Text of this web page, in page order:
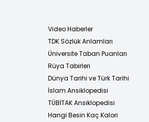
Video Haberler
TDK Sözlük Anlamları
Üniversite Taban Puanları
Rüya Tabirleri
Dünya Tarihi ve Türk Tarihi
İslam Ansiklopedisi
TÜBİTAK Ansiklopedisi
Hangi Besin Kaç Kalori